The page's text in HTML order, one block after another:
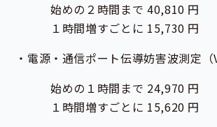
始めの２時間まで 40,810 円
１時間増すごとに 15,730 円
・電源・通信ポート伝導妨害波測定（
始めの１時間まで 24,970 円
１時間増すごとに 15,620 円